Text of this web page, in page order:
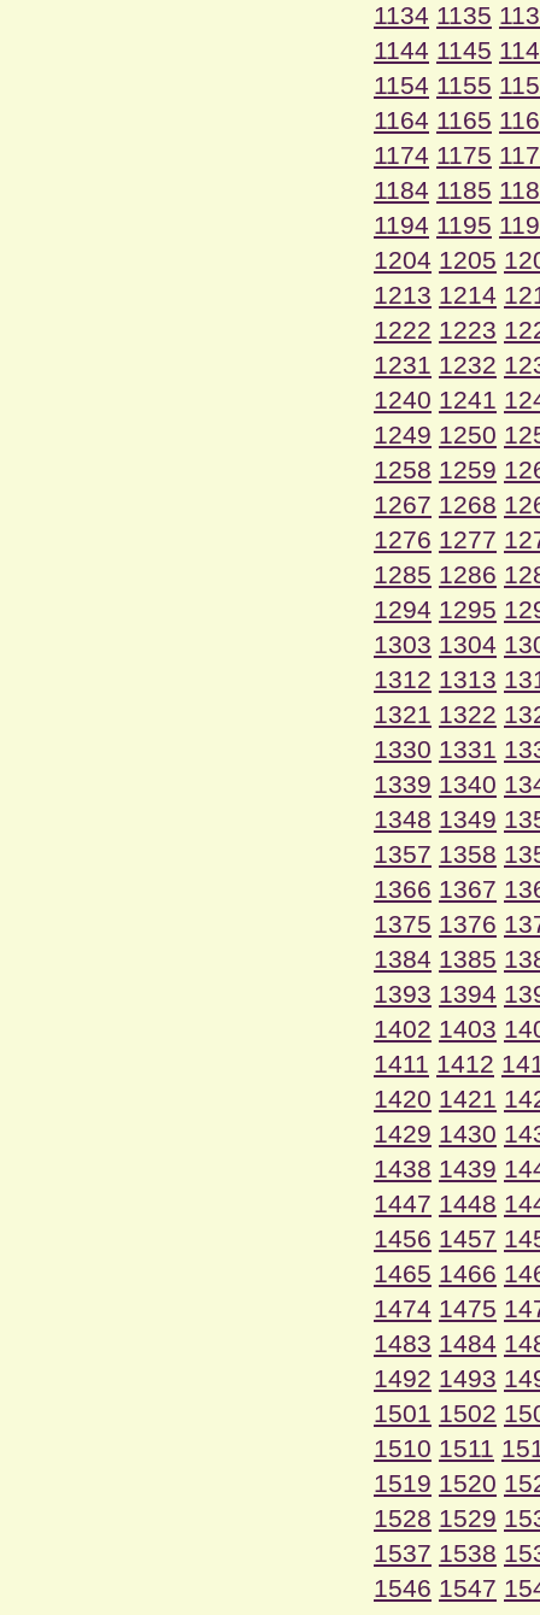
1134 1135
1144 1145
1154 1155
1164 1165
1174 1175
1184 1185
1194 1195
1204 1205
1213 1214
1222 1223
1231 1232
1240 1241
1249 1250
1258 1259
1267 1268
1276 1277
1285 1286
1294 1295
1303 1304
1312 1313
1321 1322
1330 1331
1339 1340
1348 1349
1357 1358
1366 1367
1375 1376
1384 1385
1393 1394
1402 1403
1411 1412
1420 1421
1429 1430
1438 1439
1447 1448
1456 1457
1465 1466
1474 1475
1483 1484
1492 1493
1501 1502
1510 1511
1519 1520
1528 1529
1537 1538
1546 1547